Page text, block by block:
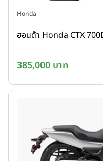
Honda
ฮอนด้า Honda CTX
385,000 บาท